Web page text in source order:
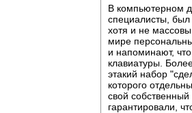
В компьютерном
специалисты,
хотя и не
мире
и напоминают,
клавиатуры.
этакий набор
которого
свой
гарантировали,